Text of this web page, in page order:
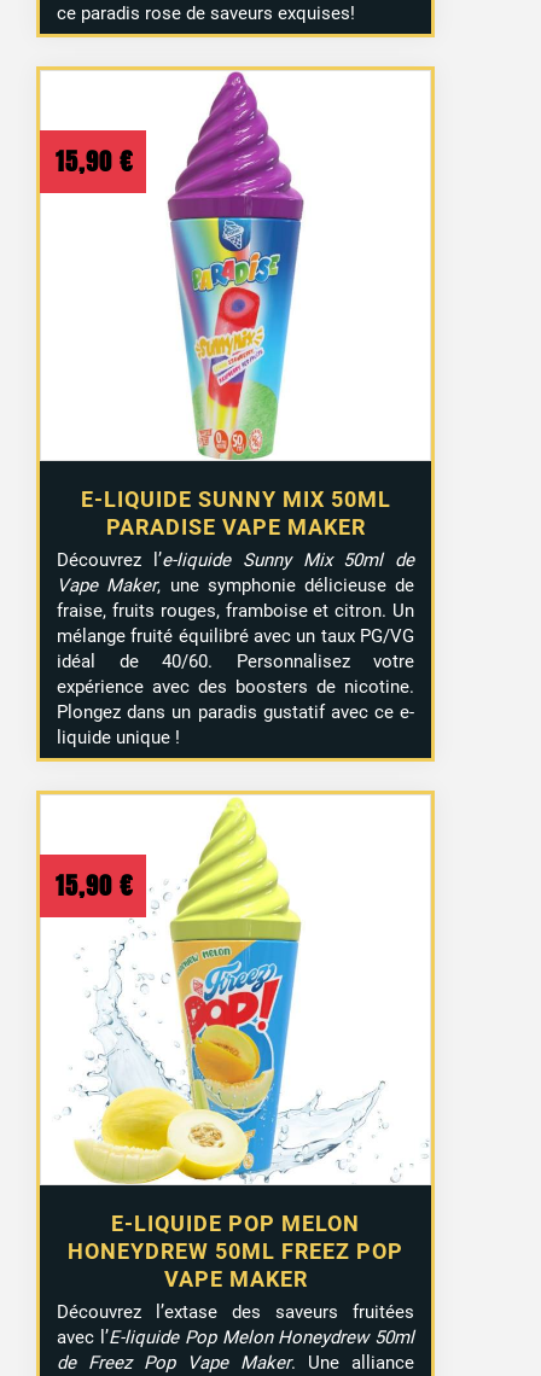
ce paradis rose de saveurs exquises!
E-LIQUIDE SUNNY MIX 50ML
PARADISE VAPE MAKER
15,90 €
Découvrez l’e-liquide Sunny Mix 50ml de
Vape Maker, une symphonie délicieuse de
fraise, fruits rouges, framboise et citron. Un
mélange fruité équilibré avec un taux PG/VG
idéal de 40/60. Personnalisez votre
expérience avec des boosters de nicotine.
Plongez dans un paradis gustatif avec ce e-
liquide unique !
E-LIQUIDE POP MELON
HONEYDREW 50ML FREEZ POP
VAPE MAKER
15,90 €
Découvrez l’extase des saveurs fruitées
avec l’E-liquide Pop Melon Honeydrew 50ml
de Freez Pop Vape Maker. Une alliance